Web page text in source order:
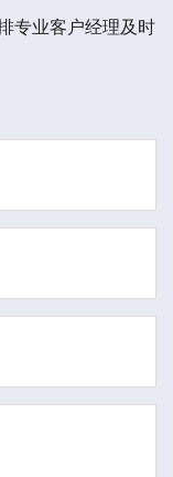
专业客户经理及时